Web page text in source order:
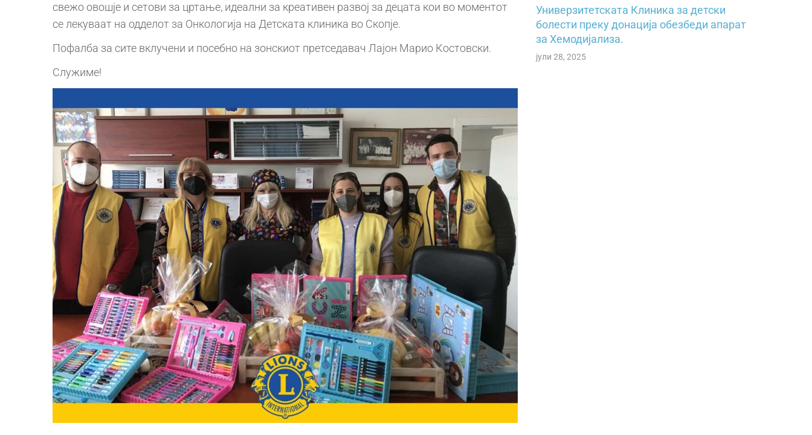
свежо овошје и сетови за цртање, идеални за креативен развој за децата кои во моментот
се лекуваат на одделот за Онкологија на Детската клиника во Скопје.
Пофалба за сите вклучени и посебно на зонскиот претседавач Лајон Марио Костовски.
Служиме!
Универзитетската Клиника за детски
болести преку донација обезбеди апарат
за Хемодијализа.
јули 28, 2025